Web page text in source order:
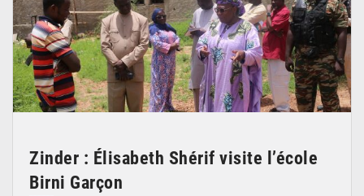
Zinder : Élisabeth Shérif visite l’école
Birni Garçon